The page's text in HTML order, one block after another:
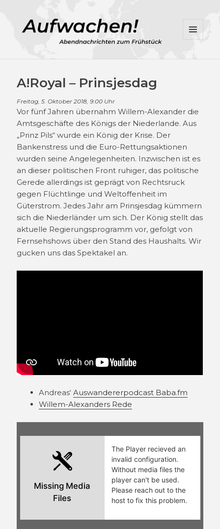
WIDGETS
A!Royal – Prinsjesdag
Freitag, 5. Oktober 2018, 9:00 Uhr
Vor fünf Jahren übernahm Willem-Alexander die
Amtsgeschäfte des Königs der Niederlande. Aus
„Prinz Pils“ wurde ein König der Krise. Der
Bankenstress und die Euro-Rettungsaktionen
wurden seine Angelegenheiten. Inzwischen ist es
an dieser politischen Front ruhiger, das politische
Gerede allerdings ist geprägt von Rechtsruck
gegen Flüchtlinge und Weltoffenheit im
Güterstrom. Jedes Jahr am Prinsjesdag kümmern
sich die Niederländer um sich. Der König stellt das
aktuelle Regierungsprogramm vor, gefolgt von
Fernsehshows über den Stand des Haushalts. Wir
gucken uns das Spektakel an.
Andreas‘Auswandererpodcast Baba.fm
Willem-Alexanders Rede